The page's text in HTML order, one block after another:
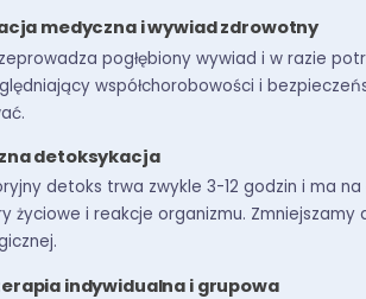
medyczna i wywiad zdrowotny
pogłębiony wywiad i w razie
współchorobowości i
detoksykacja
detoks trwa zwykle 3-12 godzin i ma
życiowe i reakcje organizmu.
indywidualna i grupowa